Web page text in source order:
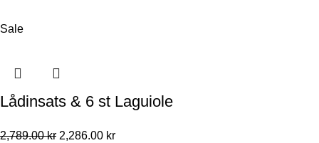
Sale
Lådinsats & 6 st Laguiole
2,789.00kr 2,286.00 kr